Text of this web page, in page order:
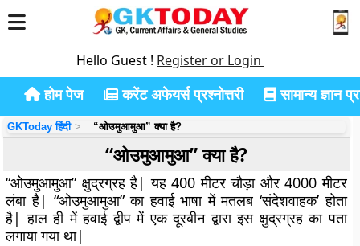
Hello Guest ! Register or Login
होम पेज करेंट अफेयर्स प्रश्नोत्तरी सामान्य ज्ञान
GKToday हिंदी “ओउमुआमुआ” क्या है?
“ओउमुआमुआ” क्या है?
“ओउमुआमुआ” क्षुद्रग्रह है| यह 400 मीटर चौड़ा और 4000 मीटर
लंबा है| “ओउमुआमुआ” का हवाई भाषा में मतलब ‘संदेशवाहक’ होता
है| हाल ही में हवाई द्वीप में एक दूरबीन द्वारा इस क्षुद्रग्रह का पता
लगाया गया था|